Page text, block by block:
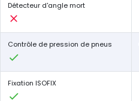
Détecteur d'angle mort
Contrôle de pression de pneus
Fixation ISOFIX